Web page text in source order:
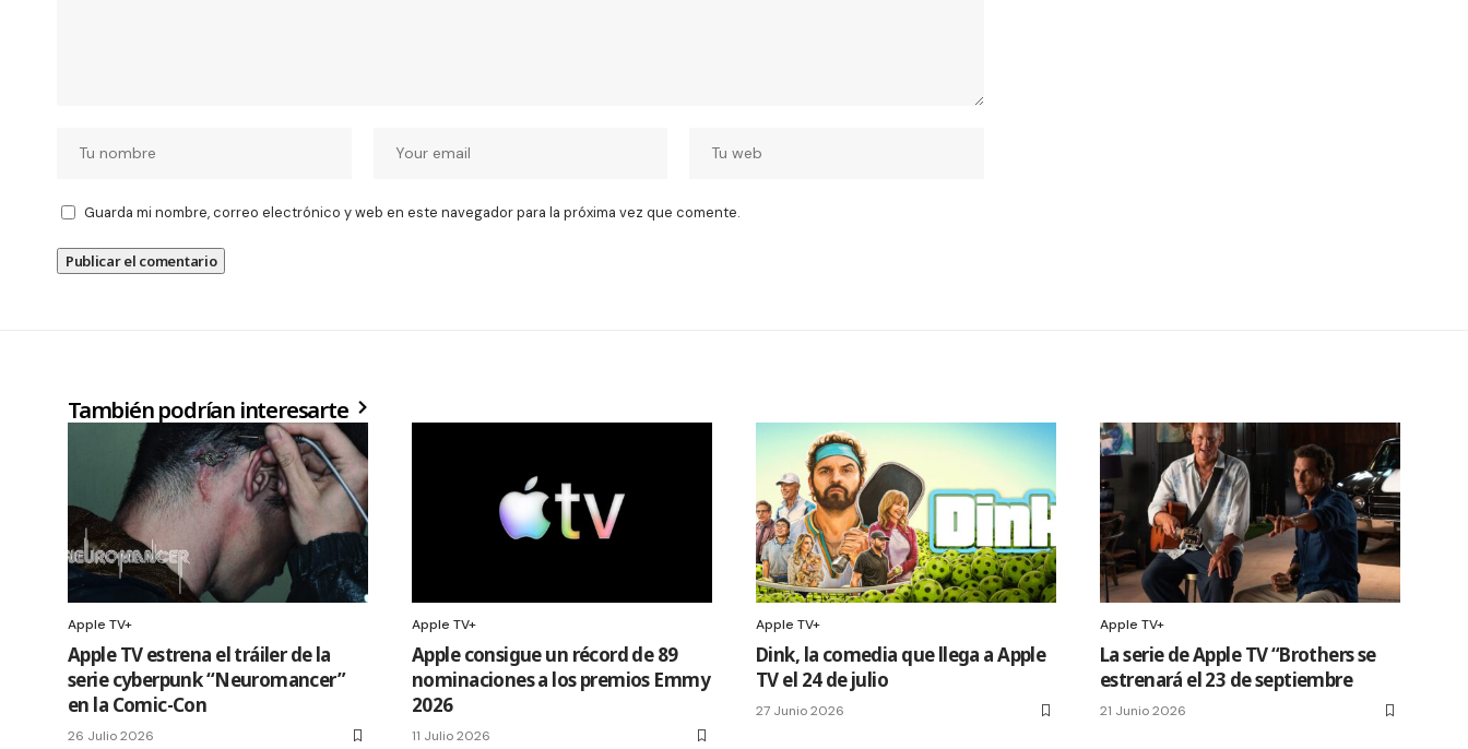
Guarda mi nombre, correo electrónico y web en este navegador para la próxima vez que comente.
También podrían interesarte
Apple TV+
Apple TV estrena el tráiler de la
serie cyberpunk “Neuromancer”
en la Comic-Con
26 Julio 2026
Apple TV+
Apple consigue un récord de 89
nominaciones a los premios Emmy
2026
11 Julio 2026
Apple TV+
Dink, la comedia que llega a Apple
TV el 24 de julio
27 Junio 2026
Apple TV+
La serie de Apple TV “Brothers se
estrenará el 23 de septiembre
21 Junio 2026